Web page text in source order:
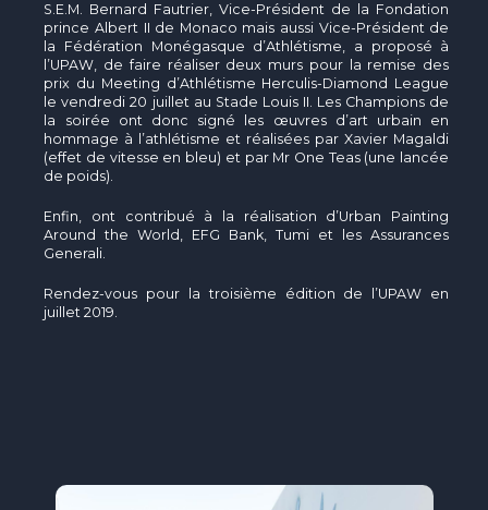
S.E.M. Bernard Fautrier, Vice-Président de la Fondation
prince Albert II de Monaco mais aussi Vice-Président de
la Fédération Monégasque d’Athlétisme, a proposé à
l’UPAW, de faire réaliser deux murs pour la remise des
prix du Meeting d’Athlétisme Herculis-Diamond League
le vendredi 20 juillet au Stade Louis II. Les Champions de
la soirée ont donc signé les œuvres d’art urbain en
hommage à l’athlétisme et réalisées par Xavier Magaldi
(effet de vitesse en bleu) et par Mr One Teas (une lancée
de poids).
Enfin, ont contribué à la réalisation d’Urban Painting
Around the World, EFG Bank, Tumi et les Assurances
Generali.
Rendez-vous pour la troisième édition de l’UPAW en
juillet 2019.